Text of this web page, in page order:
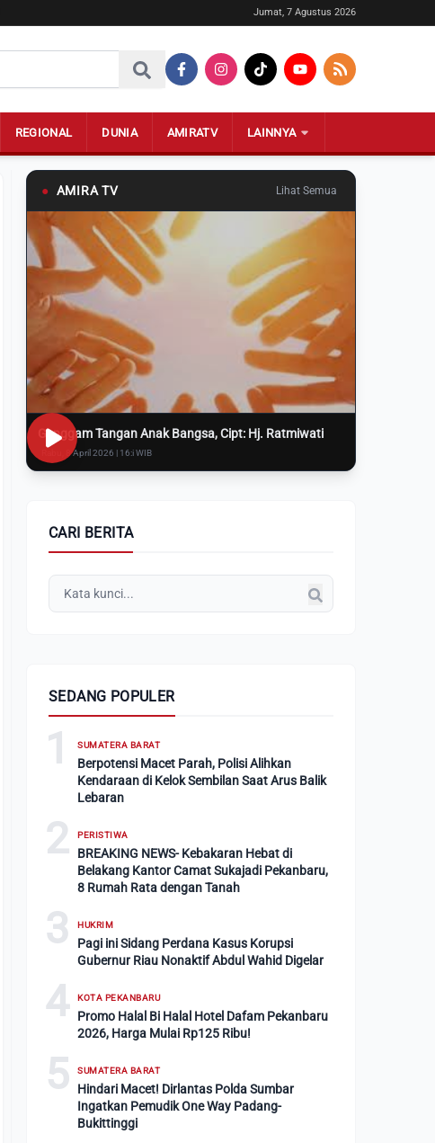
Jumat, 7 Agustus 2026
REGIONAL DUNIA AMIRATV LAINNYA
● AMIRA TV Lihat Semua
Genggam Tangan Anak Bangsa, Cipt: Hj. Ratmiwati
Rabu, 8 April 2026 | 16:i WIB
CARI BERITA
SEDANG POPULER
1 SUMATERA BARAT
Berpotensi Macet Parah, Polisi Alihkan
Kendaraan di Kelok Sembilan Saat Arus Balik
Lebaran
2 PERISTIWA
BREAKING NEWS- Kebakaran Hebat di
Belakang Kantor Camat Sukajadi Pekanbaru,
8 Rumah Rata dengan Tanah
3 HUKRIM
Pagi ini Sidang Perdana Kasus Korupsi
Gubernur Riau Nonaktif Abdul Wahid Digelar
4 KOTA PEKANBARU
Promo Halal Bi Halal Hotel Dafam Pekanbaru
2026, Harga Mulai Rp125 Ribu!
5 SUMATERA BARAT
Hindari Macet! Dirlantas Polda Sumbar
Ingatkan Pemudik One Way Padang-
Bukittinggi